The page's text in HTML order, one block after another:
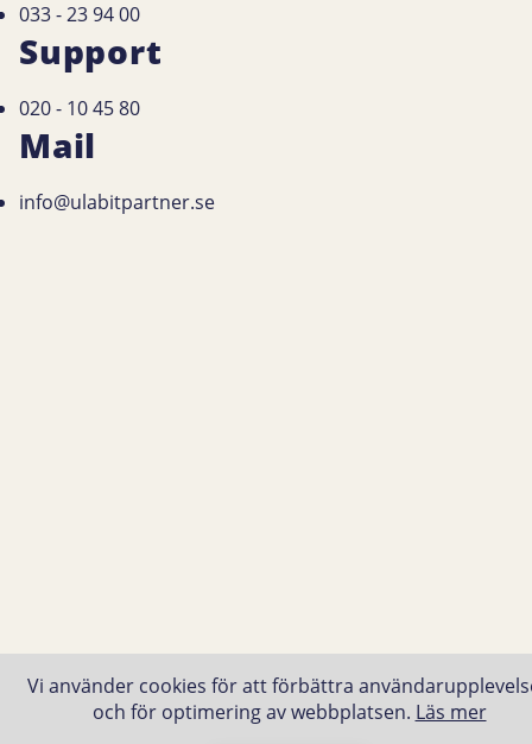
033 - 23 94 00
Support
020 - 10 45 80
Mail
info@ulabitpartner.se
Vi använder cookies för att förbättra
och för optimering av webbplatsen. Läs mer